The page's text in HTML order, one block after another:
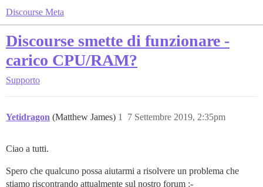
Discourse Meta
Discourse smette di funzionare -
carico CPU/RAM?
Supporto
Yetidragon (Matthew James) 7 Settembre 2019, 2:35pm
1
Ciao a tutti.
Spero che qualcuno possa aiutarmi a risolvere un problema che
stiamo riscontrando attualmente sul nostro forum :-